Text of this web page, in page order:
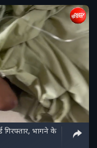
गिरफ्तार, भागने के